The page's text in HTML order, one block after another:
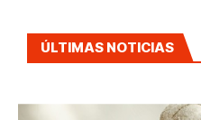
ÚLTIMAS NOTICIAS